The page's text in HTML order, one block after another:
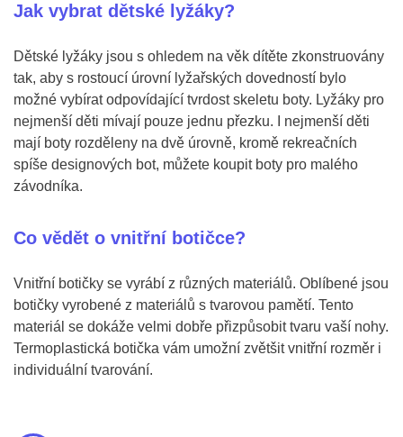
Jak vybrat dětské lyžáky?
Dětské lyžáky jsou s ohledem na věk dítěte zkonstruovány
tak, aby s rostoucí úrovní lyžařských dovedností bylo
možné vybírat odpovídající tvrdost skeletu boty. Lyžáky pro
nejmenší děti mívají pouze jednu přezku. I nejmenší děti
mají boty rozděleny na dvě úrovně, kromě rekreačních
spíše designových bot, můžete koupit boty pro malého
závodníka.
Co vědět o vnitřní botičce?
Vnitřní botičky se vyrábí z různých materiálů. Oblíbené jsou
botičky vyrobené z materiálů s tvarovou pamětí. Tento
materiál se dokáže velmi dobře přizpůsobit tvaru vaší nohy.
Termoplastická botička vám umožní zvětšit vnitřní rozměr i
individuální tvarování.